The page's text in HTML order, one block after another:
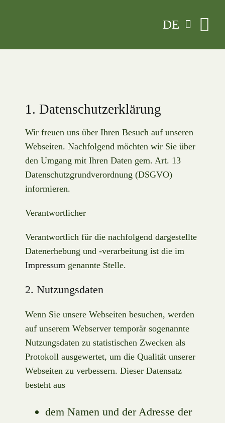
DE
1. Datenschutzerklärung
Wir freuen uns über Ihren Besuch auf unseren
Webseiten. Nachfolgend möchten wir Sie über
den Umgang mit Ihren Daten gem. Art. 13
Datenschutzgrundverordnung (DSGVO)
informieren.
Verantwortlicher
Verantwortlich für die nachfolgend dargestellte
Datenerhebung und -verarbeitung ist die im
Impressum genannte Stelle.
2. Nutzungsdaten
Wenn Sie unsere Webseiten besuchen, werden
auf unserem Webserver temporär sogenannte
Nutzungsdaten zu statistischen Zwecken als
Protokoll ausgewertet, um die Qualität unserer
Webseiten zu verbessern. Dieser Datensatz
besteht aus
dem Namen und der Adresse der